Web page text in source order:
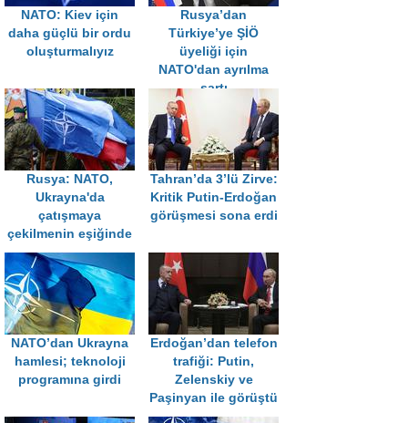
NATO: Kiev için
daha güçlü bir ordu
oluşturmalıyız
Rusya’dan
Türkiye’ye ŞİÖ
üyeliği için
NATO'dan ayrılma
şartı
Rusya: NATO,
Ukrayna'da
çatışmaya
çekilmenin eşiğinde
Tahran’da 3’lü Zirve:
Kritik Putin-Erdoğan
görüşmesi sona erdi
NATO’dan Ukrayna
hamlesi; teknoloji
programına girdi
Erdoğan’dan telefon
trafiği: Putin,
Zelenskiy ve
Paşinyan ile görüştü